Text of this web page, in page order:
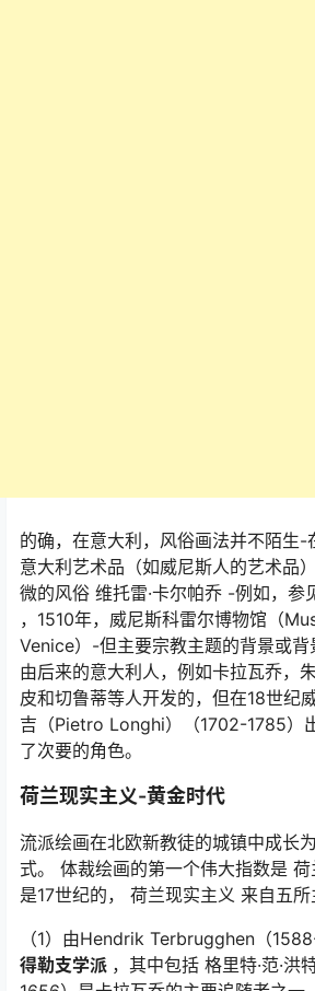
的确，在意大利，风俗画法并不陌生-
意大利艺术品（如威尼斯人的艺术品
微的风俗 维托雷·卡尔帕乔 -例如，参
，1510年，威尼斯科雷尔博物馆（
Venice）-但主要宗教主题的背景或
由后来的意大利人，例如卡拉瓦乔，
皮和切鲁蒂等人开发的，但在18世纪
吉（Pietro Longhi）（1702-1785）
了次要的角色。
荷兰现实主义-黄金时代
流派绘画在北欧新教徒的城镇中成长
式。 体裁绘画的第一个伟大指数是
是17世纪的， 荷兰现实主义 来自五所
（1）由Hendrik Terbrugghen（
得勒支学派 ，其中包括 格里特·范·洪